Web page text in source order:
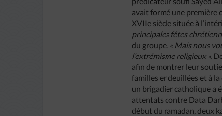
avait formé une première
XVIIe siècle située à
principales fêtes
du groupe. « Mais nous
l’extrémisme religieux ».
afin de montrer leur
familles endeuillées et à
un brigadier catholique a
attentats contre Data
début du ramadan, deux